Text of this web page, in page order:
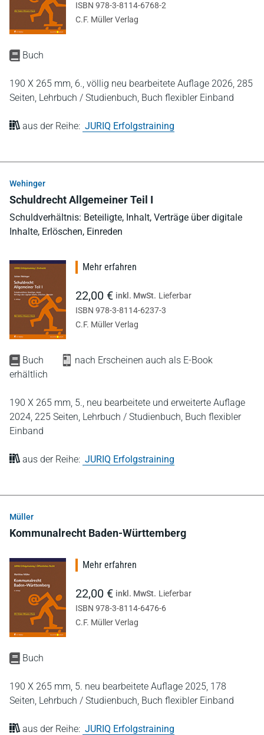
Buch
190 X 265 mm, 6., völlig neu bearbeitete Auflage 2026, 285
Seiten, Lehrbuch / Studienbuch, Buch flexibler Einband
aus der Reihe: JURIQ Erfolgstraining
ISBN 978-3-8114-6768-2
C.F. Müller Verlag
Wehinger
Schuldrecht Allgemeiner Teil I
Schuldverhältnis: Beteiligte, Inhalt, Verträge über digitale
Inhalte, Erlöschen, Einreden
Buch
nach Erscheinen auch als E-Book
erhältlich
190 X 265 mm, 5., neu bearbeitete und erweiterte Auflage
2024, 225 Seiten, Lehrbuch / Studienbuch, Buch flexibler
Einband
aus der Reihe: JURIQ Erfolgstraining
Mehr erfahren
22,00 € inkl. MwSt. Lieferbar
ISBN 978-3-8114-6237-3
C.F. Müller Verlag
Müller
Kommunalrecht Baden-Württemberg
Buch
190 X 265 mm, 5. neu bearbeitete Auflage 2025, 178
Seiten, Lehrbuch / Studienbuch, Buch flexibler Einband
aus der Reihe: JURIQ Erfolgstraining
Mehr erfahren
22,00 € inkl. MwSt. Lieferbar
ISBN 978-3-8114-6476-6
C.F. Müller Verlag